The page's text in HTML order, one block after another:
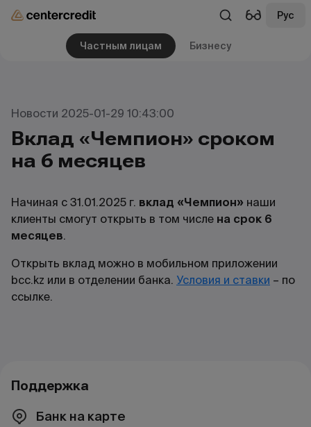
Рус
Частным лицам Бизнесу
Новости 2025-01-29 10:43:00
Вклад «Чемпион» сроком
на 6 месяцев
Начиная с 31.01.2025 г. вклад «Чемпион» наши
клиенты смогут открыть в том числе на срок 6
месяцев.
Открыть вклад можно в мобильном приложении
bcc.kz или в отделении банка. Условия и ставки – по
ссылке.
Поддержка
Банк на карте